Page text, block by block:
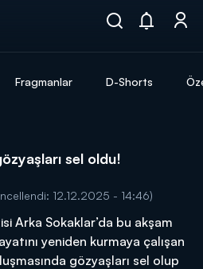
Fragmanlar D-Shorts
sel oldu!
12.12.2025 - 14:46)
Arka Sokaklar’da bu akşam
yeniden kurmaya çalışan
gözyaşları sel olup